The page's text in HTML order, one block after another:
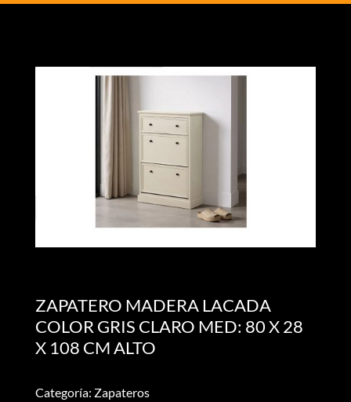
ZAPATERO MADERA LACADA
COLOR GRIS CLARO MED: 80 X 28
X 108 CM ALTO
Categoría: Zapateros